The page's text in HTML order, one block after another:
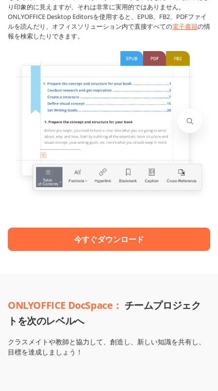
り印象的に見えますが、それは非常に実用的ではありません。
ONLYOFFICE Desktop Editorsを使用すると、EPUB、FB2、PDFファイ
ルを読んだり、オフィスソリューション内で直接すべての電子書籍の情
報を検索したりできます。
今すぐダウンロード
ONLYOFFICE DocSpace： チームプロジェク
トを次のレベルへ
クラスメイトや教師と協力して、創造し、新しい知識を共有し、
目標を達成しましょう！